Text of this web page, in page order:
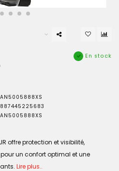
En stock
AN5005888XS
887445225683
AN5005888XS
offre protection et visibilité,
un confort optimal et une
Lire plus..